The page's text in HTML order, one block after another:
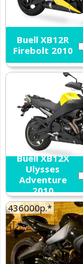
Buell XB12R
Firebolt 2010
Buell XB12X
Ulysses
Adventure
2010
436000р.*